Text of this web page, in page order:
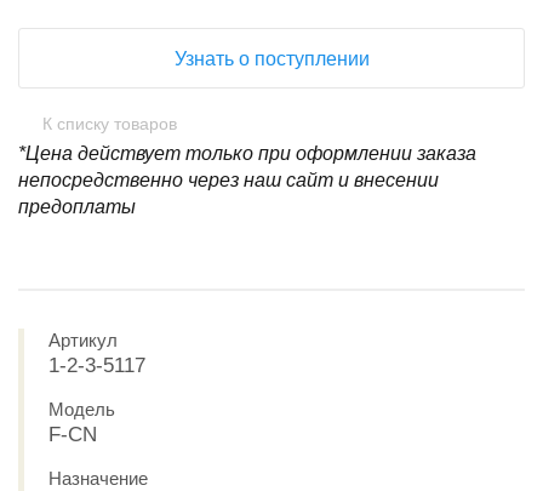
Узнать о поступлении
К списку товаров
*Цена действует только при оформлении заказа
непосредственно через наш сайт и внесении
предоплаты
Артикул
1-2-3-5117
Модель
F-CN
Назначение